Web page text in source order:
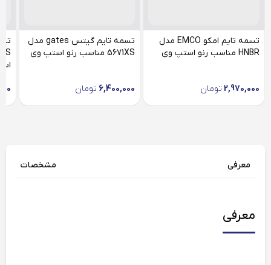
تسمه تایم امکو EMCO مدل
HNBR مناسب رنو استپ وی
2,970,000 تومان
تسمه تایم گیتس gates مدل
5671XS مناسب رنو استپ وی
6,400,000 تومان
معرفی مشخصات
معرفی